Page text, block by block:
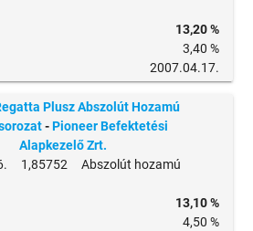
13,20 %
3,40 %
2007.04.17.
Plusz Abszolút Hozamú
-Pioneer Befektetési
Alapkezelő Zrt.
1,85752 Abszolút hozamú
13,10 %
4,50 %